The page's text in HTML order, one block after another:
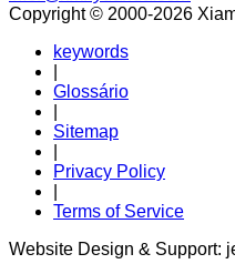
Copyright © 2000-2026
keywords
Glossário
Sitemap
Privacy Policy
Terms of Service
Website Design & Support: